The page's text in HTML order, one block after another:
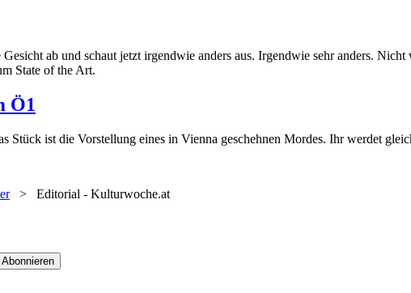
ab und schaut jetzt irgendwie anders aus. Irgendwie sehr anders.
State of the Art.
Ö1
ist die Vorstellung eines in Vienna geschehnen Mordes. Ihr werdet
> Editorial - Kulturwoche.at